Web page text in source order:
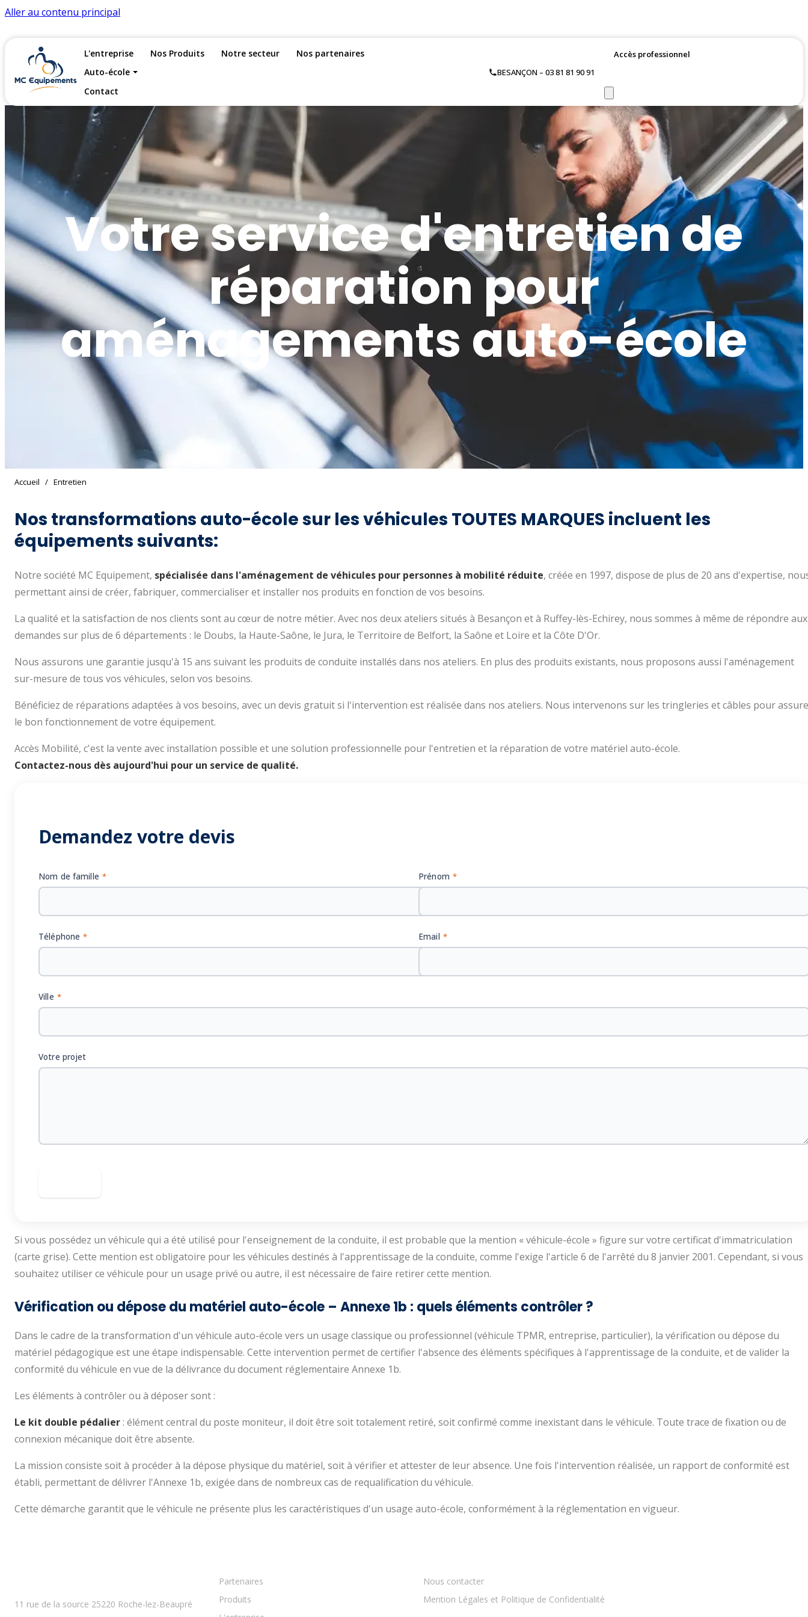
Aller au contenu principal
L'entreprise Nos Produits Notre secteur
Nos partenaires
Auto-école
Contact
BESANÇON – 03 81 81 90 91
Accès professionnel
Votre service d'entretien de
réparation pour
aménagements auto-école
Accueil / Entretien
Nos transformations auto-école sur les véhicules TOUTES MARQUES incluent les
équipements suivants:
Notre société MC Equipement, spécialisée dans l'aménagement de véhicules pour personnes à mobilité réduite, créée en 1997, dispose de plus de 20 ans d'expertise,
permettant ainsi de créer, fabriquer, commercialiser et installer nos produits en fonction de vos besoins.
La qualité et la satisfaction de nos clients sont au cœur de notre métier. Avec nos deux ateliers situés à Besançon et à Ruffey-lès-Echirey, nous sommes à même de répondre aux
demandes sur plus de 6 départements : le Doubs, la Haute-Saône, le Jura, le Territoire de Belfort, la Saône et Loire et la Côte D'Or.
Nous assurons une garantie jusqu'à 15 ans suivant les produits de conduite installés dans nos ateliers. En plus des produits existants, nous proposons aussi l'aménagement
sur-mesure de tous vos véhicules, selon vos besoins.
Bénéficiez de réparations adaptées à vos besoins, avec un devis gratuit si l'intervention est réalisée dans nos ateliers. Nous intervenons sur les tringleries et câbles pour
le bon fonctionnement de votre équipement.
Accès Mobilité, c'est la vente avec installation possible et une solution professionnelle pour l'entretien et la réparation de votre matériel auto-école.
Contactez-nous dès aujourd'hui pour un service de qualité.
Demandez votre devis
Nom de famille * Prénom *
Téléphone * Email *
Ville *
Votre projet
Si vous possédez un véhicule qui a été utilisé pour l'enseignement de la conduite, il est probable que la mention « véhicule-école » figure sur votre certificat d'immatriculation
(carte grise). Cette mention est obligatoire pour les véhicules destinés à l'apprentissage de la conduite, comme l'exige l'article 6 de l'arrêté du 8 janvier 2001. Cependant, si vous
souhaitez utiliser ce véhicule pour un usage privé ou autre, il est nécessaire de faire retirer cette mention.
Vérification ou dépose du matériel auto-école – Annexe 1b : quels éléments contrôler ?
Dans le cadre de la transformation d'un véhicule auto-école vers un usage classique ou professionnel (véhicule TPMR, entreprise, particulier), la vérification ou dépose du
matériel pédagogique est une étape indispensable. Cette intervention permet de certifier l'absence des éléments spécifiques à l'apprentissage de la conduite, et de valider la
conformité du véhicule en vue de la délivrance du document réglementaire Annexe 1b.
Les éléments à contrôler ou à déposer sont :
Le kit double pédalier: élément central du poste moniteur, il doit être soit totalement retiré, soit confirmé comme inexistant dans le véhicule. Toute trace de fixation ou de
connexion mécanique doit être absente.
La mission consiste soit à procéder à la dépose physique du matériel, soit à vérifier et attester de leur absence. Une fois l'intervention réalisée, un rapport de conformité est
établi, permettant de délivrer l'Annexe 1b, exigée dans de nombreux cas de requalification du véhicule.
Cette démarche garantit que le véhicule ne présente plus les caractéristiques d'un usage auto-école, conformément à la réglementation en vigueur.
11 rue de la source 25220 Roche-lez-Beaupré
Partenaires
Produits
Nous contacter
Mention Légales et Politique de Confidentialité